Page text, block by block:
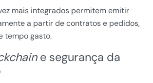
mais integrados permitem emitir
a partir de contratos e pedidos,
tempo gasto.
e segurança da